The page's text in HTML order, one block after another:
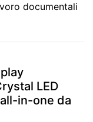
documentali
LED
in-one da